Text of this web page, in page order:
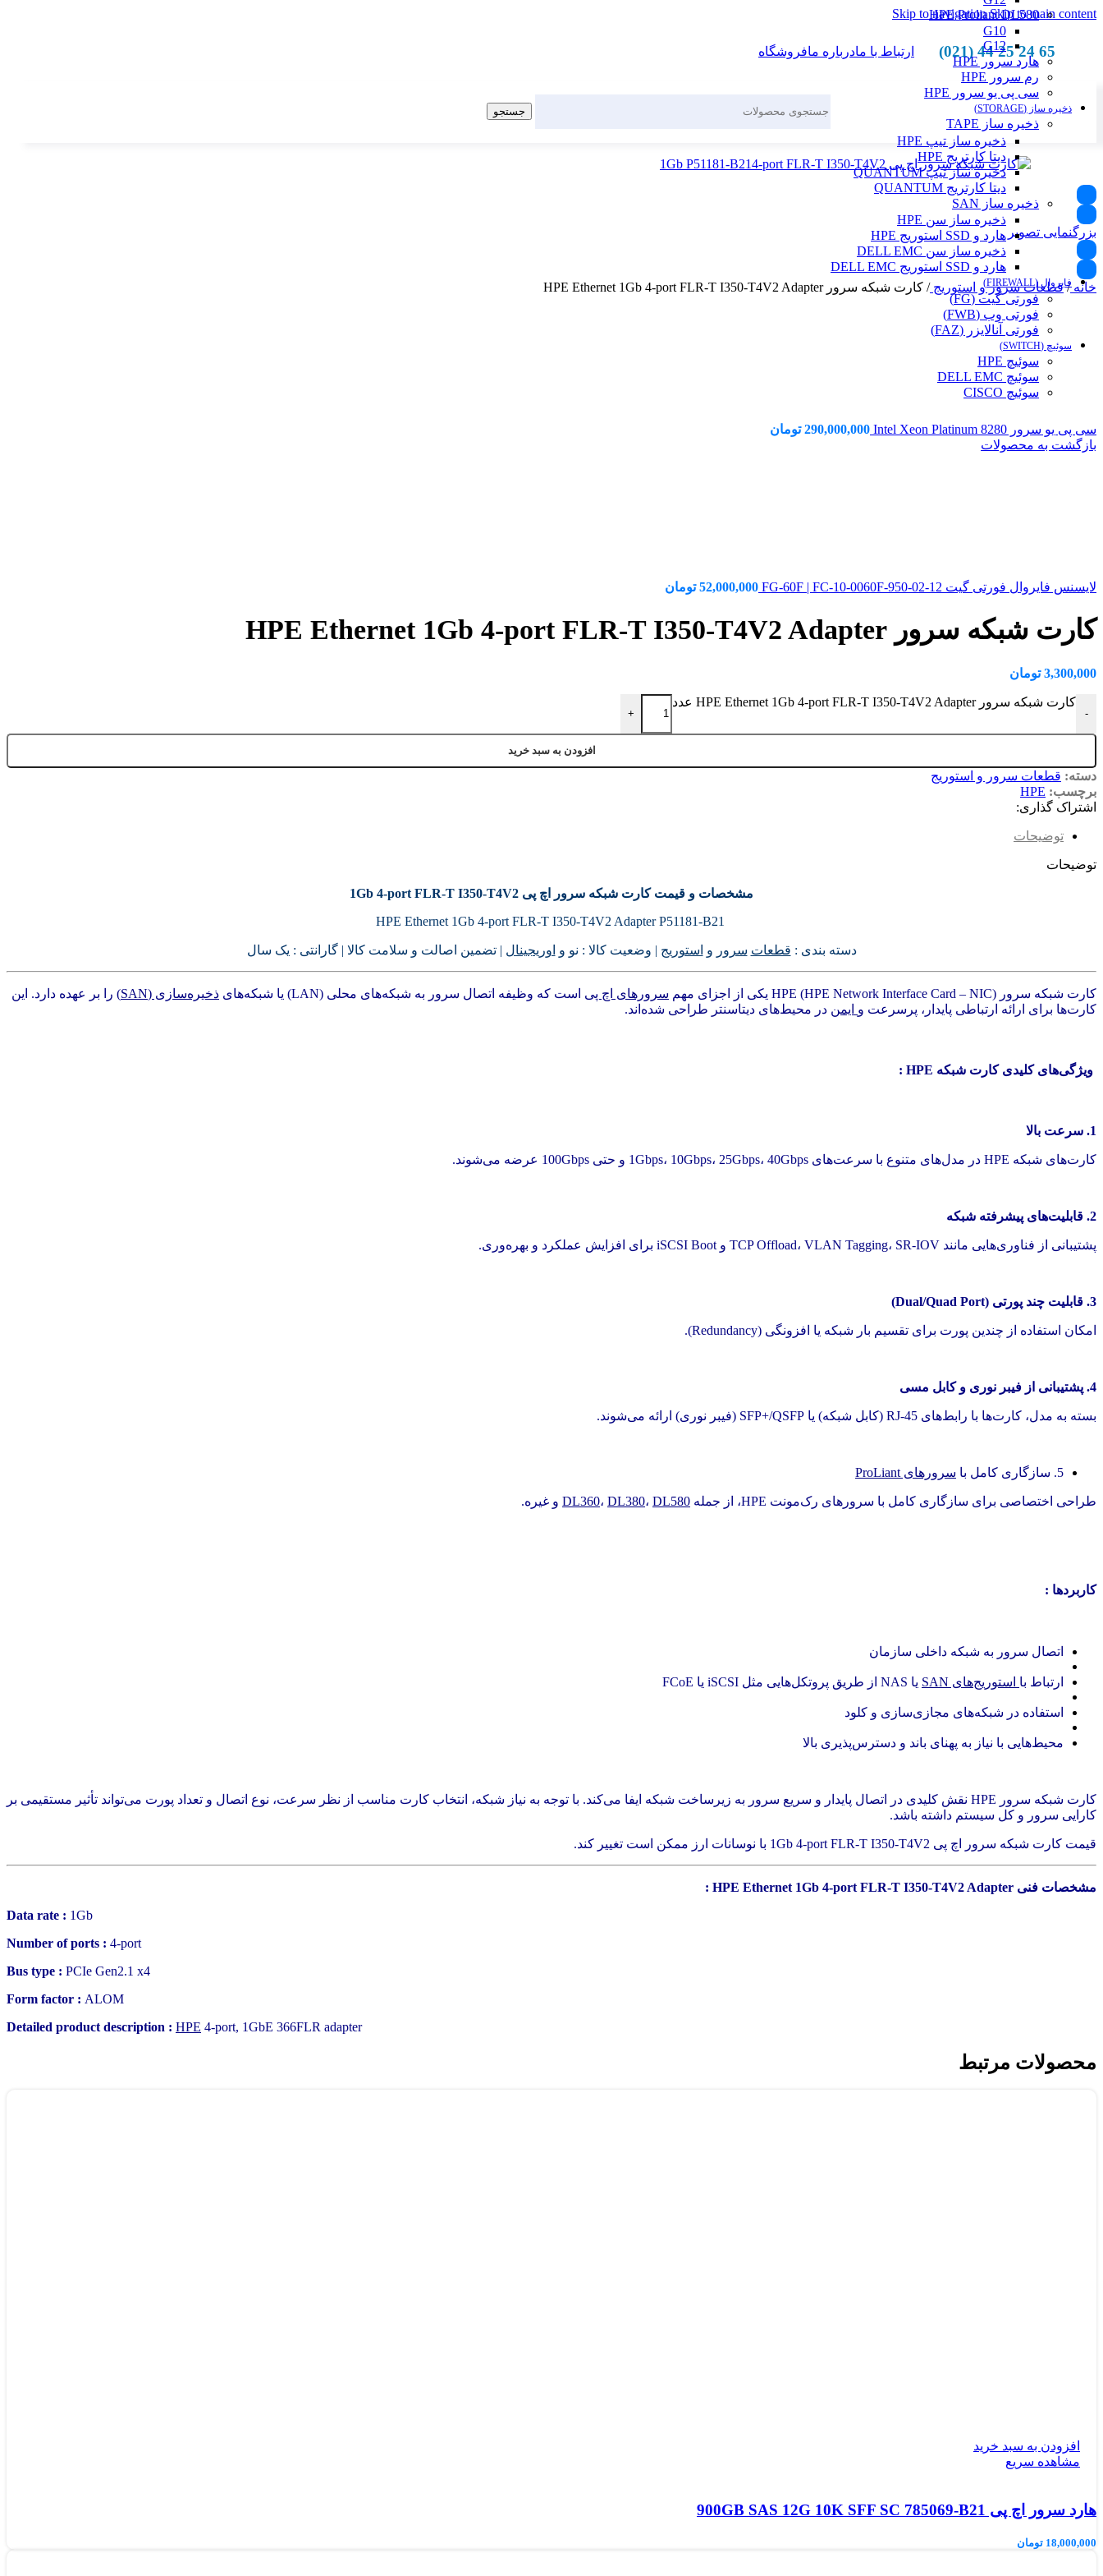
Skip to navigationSkip to main content
65 24 25 44 (021) ارتباط با مادرباره مافروشگاه
HPE Proliant DL580
G10
G12
هارد سرور HPE
رم سرور HPE
سی پی یو سرور HPE
ذخیره ساز (STORAGE)
ذخیره ساز TAPE
ذخیره ساز تیپ HPE
دیتا کارتریج HPE
ذخیره ساز تیپ QUANTUM
دیتا کارتریج QUANTUM
ذخیره ساز SAN
ذخیره ساز سن HPE
هارد و SSD استوریج HPE
ذخیره ساز سن DELL EMC
هارد و SSD استوریج DELL EMC
فایروال (FIREWALL)
فورتی گیت (FG)
فورتی وب (FWB)
فورتی آنالایزر (FAZ)
سوئیچ (SWITCH)
سوئیچ HPE
سوئیچ DELL EMC
سوئیچ CISCO
جستجو
بزرگنمایی تصویر
خانه/ قطعات سرور و استوریج/ کارت شبکه سرور HPE Ethernet 1Gb 4-port FLR-T I350-T4V2 Adapter
سی پی یو سرور Intel Xeon Platinum 8280 290,000,000 تومان
بازگشت به محصولات
لایسنس فایروال فورتی گیت FG-60F | FC-10-0060F-950-02-12 52,000,000 تومان
کارت شبکه سرور HPE Ethernet 1Gb 4-port FLR-T I350-T4V2 Adapter
3,300,000 تومان
-
کارت شبکه سرور HPE Ethernet 1Gb 4-port FLR-T I350-T4V2 Adapter عدد
+
افزودن به سبد خرید
دسته: قطعات سرور و استوریج
برچسب: HPE
اشتراک گذاری:
توضیحات
توضیحات
مشخصات و قیمت کارت شبکه سرور اچ پی 1Gb 4-port FLR-T I350-T4V2
دسته بندی : قطعات سرور و استوریج | وضعیت کالا : نو و اوریجینال | تضمین اصالت و سلامت کالا | گارانتی : یک سال
کارت شبکه سرور HPE (HPE Network Interface Card – NIC) یکی از اجزای مهم سرورهای اچ پی است که وظیفه اتصال سرور به شبکه‌های محلی (LAN) یا شبکه‌های ذخیره‌سازی (SAN)
را بر عهده دارد. این
کارت‌ها برای ارائه ارتباطی پایدار، پرسرعت و ایمن در محیط‌های دیتاسنتر طراحی شده‌اند.
ویژگی‌های کلیدی کارت شبکه HPE :
1. سرعت بالا
کارت‌های شبکه HPE در مدل‌های متنوع با سرعت‌های 1Gbps، 10Gbps، 25Gbps، 40Gbps و حتی 100Gbps عرضه می‌شوند.
2. قابلیت‌های پیشرفته شبکه
پشتیبانی از فناوری‌هایی مانند TCP Offload، VLAN Tagging، SR-IOV و iSCSI Boot برای افزایش عملکرد و بهره‌وری.
3. قابلیت چند پورتی (Dual/Quad Port)
امکان استفاده از چندین پورت برای تقسیم بار شبکه یا افزونگی (Redundancy).
4. پشتیبانی از فیبر نوری و کابل مسی
بسته به مدل، کارت‌ها با رابط‌های RJ-45 (کابل شبکه) یا SFP+/QSFP (فیبر نوری) ارائه می‌شوند.
5. سازگاری کامل با سرورهای ProLiant
طراحی اختصاصی برای سازگاری کامل با سرورهای رک‌مونت HPE، از جمله DL360، DL380، DL580 و غیره.
کاربردها :
اتصال سرور به شبکه داخلی سازمان
ارتباط با استوریج‌های SAN یا NAS از طریق پروتکل‌هایی مثل iSCSI یا FCoE
استفاده در شبکه‌های مجازی‌سازی و کلود
محیط‌هایی با نیاز به پهنای باند و دسترس‌پذیری بالا
کارت شبکه سرور HPE نقش کلیدی در اتصال پایدار و سریع سرور به زیرساخت شبکه ایفا می‌کند. با توجه به نیاز شبکه، انتخاب کارت مناسب از نظر سرعت، نوع اتصال و تعداد پورت می‌تواند تأثیر مستقیمی بر
کارایی سرور و کل سیستم داشته باشد.
قیمت کارت شبکه سرور اچ پی 1Gb 4-port FLR-T I350-T4V2 با نوسانات ارز ممکن است تغییر کند.
مشخصات فنی HPE Ethernet 1Gb 4-port FLR-T I350-T4V2 Adapter :
Data rate : 1Gb
Number of ports : 4-port
Bus type : PCIe Gen2.1 x4
Form factor : ALOM
Detailed product description : HPE 4-port, 1GbE 366FLR adapter
محصولات مرتبط
افزودن به سبد خرید
مشاهده سریع
هارد سرور اچ پی 900GB SAS 12G 10K SFF SC 785069-B21
18,000,000 تومان